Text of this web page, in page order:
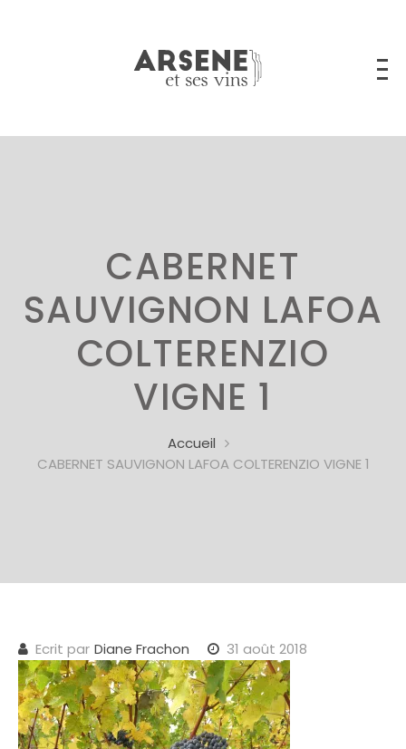
CABERNET
SAUVIGNON LAFOA
COLTERENZIO
VIGNE 1
Accueil
CABERNET SAUVIGNON LAFOA COLTERENZIO VIGNE 1
Ecrit par Diane Frachon 31 août 2018